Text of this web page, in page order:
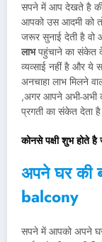
सपने में आप देखते है
आपको उस आदमी को
जरूर सुनाई देती है
लाभपहुंचाने का संकेत
व्यव्साई नहीं है और ये
अनचाहा लाभ मिलने
,अगर आपने अभी-अभी
प्रगती का संकेत देता
कोनसे पक्षी शुभ होते है
अपने घर की
balcony
सपने में आपको अपने घर